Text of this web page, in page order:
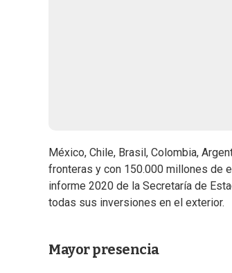
México, Chile, Brasil, Colombia,
fronteras y con 150.000 millones de
informe 2020 de la Secretaría de
todas sus inversiones en el exterior.
Mayor presencia